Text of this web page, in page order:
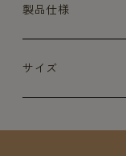
製品仕様
サイズ